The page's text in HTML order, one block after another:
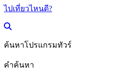
ไปเที่ยวไหนดี?
ค้นหาโปรแกรมทัวร์
คำค้นหา